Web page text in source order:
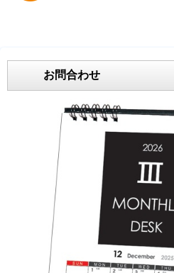
お問合わせ